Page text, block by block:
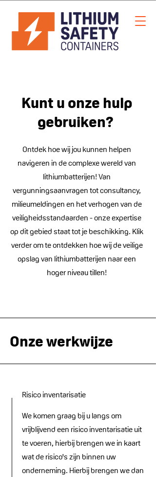
Kunt u onze hulp
gebruiken?
Ontdek hoe wij jou kunnen helpen
navigeren in de complexe wereld van
lithiumbatterijen! Van
vergunningsaanvragen tot consultancy,
milieumeldingen en het verhogen van de
veiligheidsstandaarden - onze expertise
op dit gebied staat tot je beschikking. Klik
verder om te ontdekken hoe wij de veilige
opslag van lithiumbatterijen naar een
hoger niveau tillen!
Onze werkwijze
Risico inventarisatie
We komen graag bij u langs om
vrijblijvend een risico inventarisatie uit
te voeren, hierbij brengen we in kaart
wat de risico's zijn binnen uw
onderneming. Hierbij brengen we dan